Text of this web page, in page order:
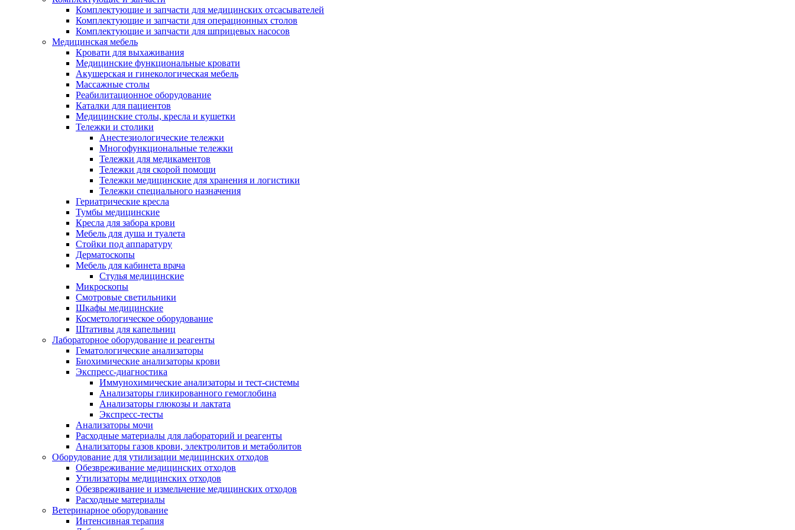
Комплектующие и запчасти для медицинских отсасывателей
Комплектующие и запчасти для операционных столов
Комплектующие и запчасти для шприцевых насосов
Медицинская мебель
Кровати для выхаживания
Медицинские функциональные кровати
Акушерская и гинекологическая мебель
Массажные столы
Реабилитационное оборудование
Каталки для пациентов
Медицинские столы, кресла и кушетки
Тележки и столики
Анестезиологические тележки
Многофункциональные тележки
Тележки для медикаментов
Тележки для скорой помощи
Тележки медицинские для хранения и логистики
Тележки специального назначения
Гериатрические кресла
Тумбы медицинские
Кресла для забора крови
Мебель для душа и туалета
Стойки под аппаратуру
Дерматоскопы
Мебель для кабинета врача
Стулья медицинские
Микроскопы
Смотровые светильники
Шкафы медицинские
Косметологическое оборудование
Штативы для капельниц
Лабораторное оборудование и реагенты
Гематологические анализаторы
Биохимические анализаторы крови
Экспресс-диагностика
Иммунохимические анализаторы и тест-системы
Анализаторы гликированного гемоглобина
Анализаторы глюкозы и лактата
Экспресс-тесты
Анализаторы мочи
Расходные материалы для лабораторий и реагенты
Анализаторы газов крови, электролитов и метаболитов
Оборудование для утилизации медицинских отходов
Обезвреживание медицинских отходов
Утилизаторы медицинских отходов
Обезвреживание и измельчение медицинских отходов
Расходные материалы
Ветеринарное оборудование
Интенсивная терапия